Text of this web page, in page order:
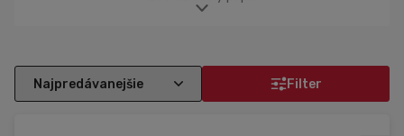
nech už bežíš po kamenistých chodníkoch alebo lesných
dizajnu sa v trailových topánkach Merrell a Saucony budeš cítiť
Filter